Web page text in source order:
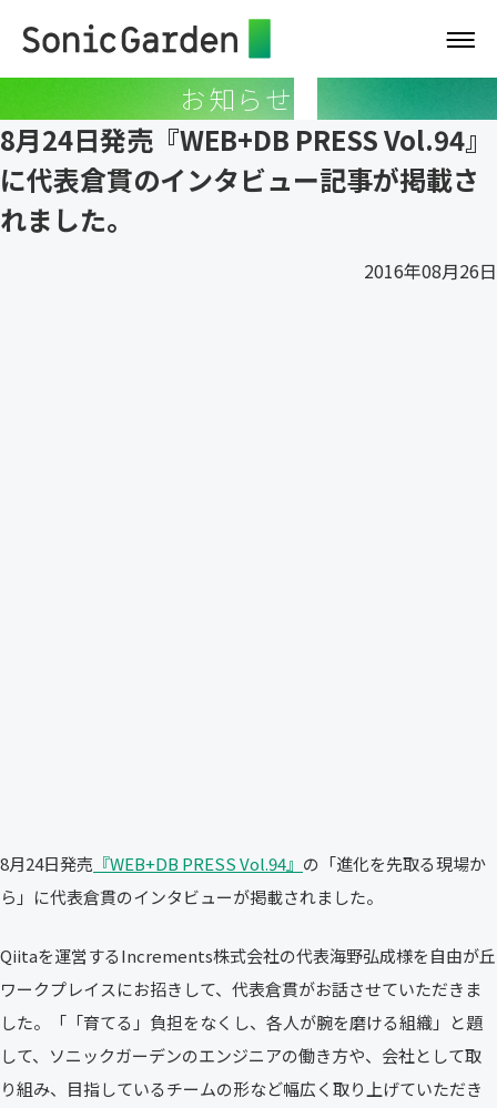
お知らせ
8月24日発売『WEB+DB PRESS Vol.94』
に代表倉貫のインタビュー記事が掲載さ
れました。
2016年08月26日
8月24日発売 『WEB+DB PRESS Vol.94』 の「進化を先取る現場か
ら」に代表倉貫のインタビューが掲載されました。
Qiitaを運営するIncrements株式会社の代表海野弘成様を自由が丘
ワークプレイスにお招きして、代表倉貫がお話させていただきま
した。「「育てる」負担をなくし、各人が腕を磨ける組織」と題
して、ソニックガーデンのエンジニアの働き方や、会社として取
り組み、目指しているチームの形など幅広く取り上げていただき